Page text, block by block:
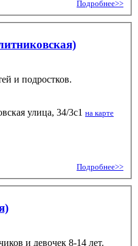
Подробнее>>
и подростков.
улица, 34/3с1 на карте
Подробнее>>
и девочек 8-14 лет.